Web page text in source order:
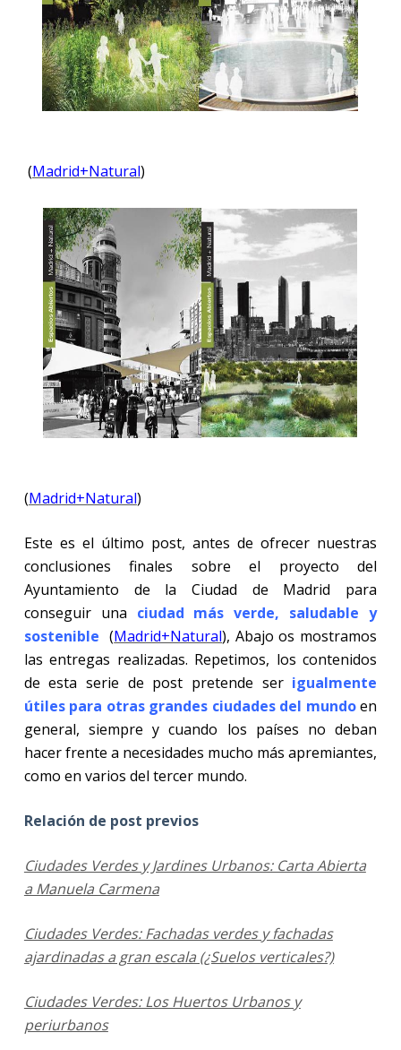
(Madrid+Natural)
(Madrid+Natural)
Este es el último post, antes de ofrecer nuestras
conclusiones finales sobre el proyecto del
Ayuntamiento de la Ciudad de Madrid para
conseguir una ciudad más verde, saludable y
sostenible (Madrid+Natural), Abajo os mostramos
las entregas realizadas. Repetimos, los contenidos
de esta serie de post pretende ser igualmente
útiles para otras grandes ciudades del mundo en
general, siempre y cuando los países no deban
hacer frente a necesidades mucho más apremiantes,
como en varios del tercer mundo.
Relación de post previos
Ciudades Verdes y Jardines Urbanos: Carta Abierta
a Manuela Carmena
Ciudades Verdes: Fachadas verdes y fachadas
ajardinadas a gran escala (¿Suelos verticales?)
Ciudades Verdes: Los Huertos Urbanos y
periurbanos